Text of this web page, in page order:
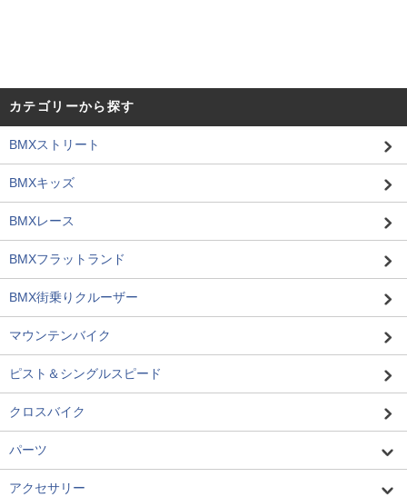
カテゴリーから探す
BMXストリート
BMXキッズ
BMXレース
BMXフラットランド
BMX街乗りクルーザー
マウンテンバイク
ピスト＆シングルスピード
クロスバイク
パーツ
アクセサリー